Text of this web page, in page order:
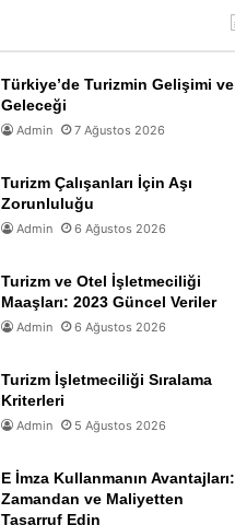
Türkiye’de Turizmin Gelişimi ve
Geleceği
Admin 7 Ağustos 2026
Turizm Çalışanları İçin Aşı
Zorunluluğu
Admin 6 Ağustos 2026
Turizm ve Otel İşletmeciliği
Maaşları: 2023 Güncel Veriler
Admin 6 Ağustos 2026
Turizm İşletmeciliği Sıralama
Kriterleri
Admin 5 Ağustos 2026
E İmza Kullanmanın Avantajları:
Zamandan ve Maliyetten
Tasarruf Edin